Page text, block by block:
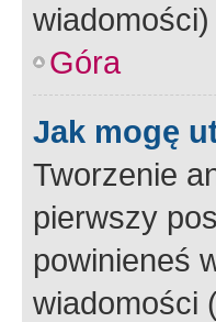
wiadomości)
Góra
Jak mogę
Tworzenie
pierwszy
powinieneś
wiadomości